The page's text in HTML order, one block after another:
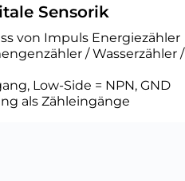
Sensorik
von Impuls Energiezähler
/ Wasserzähler /
Low-Side = NPN, GND
als Zähleingänge